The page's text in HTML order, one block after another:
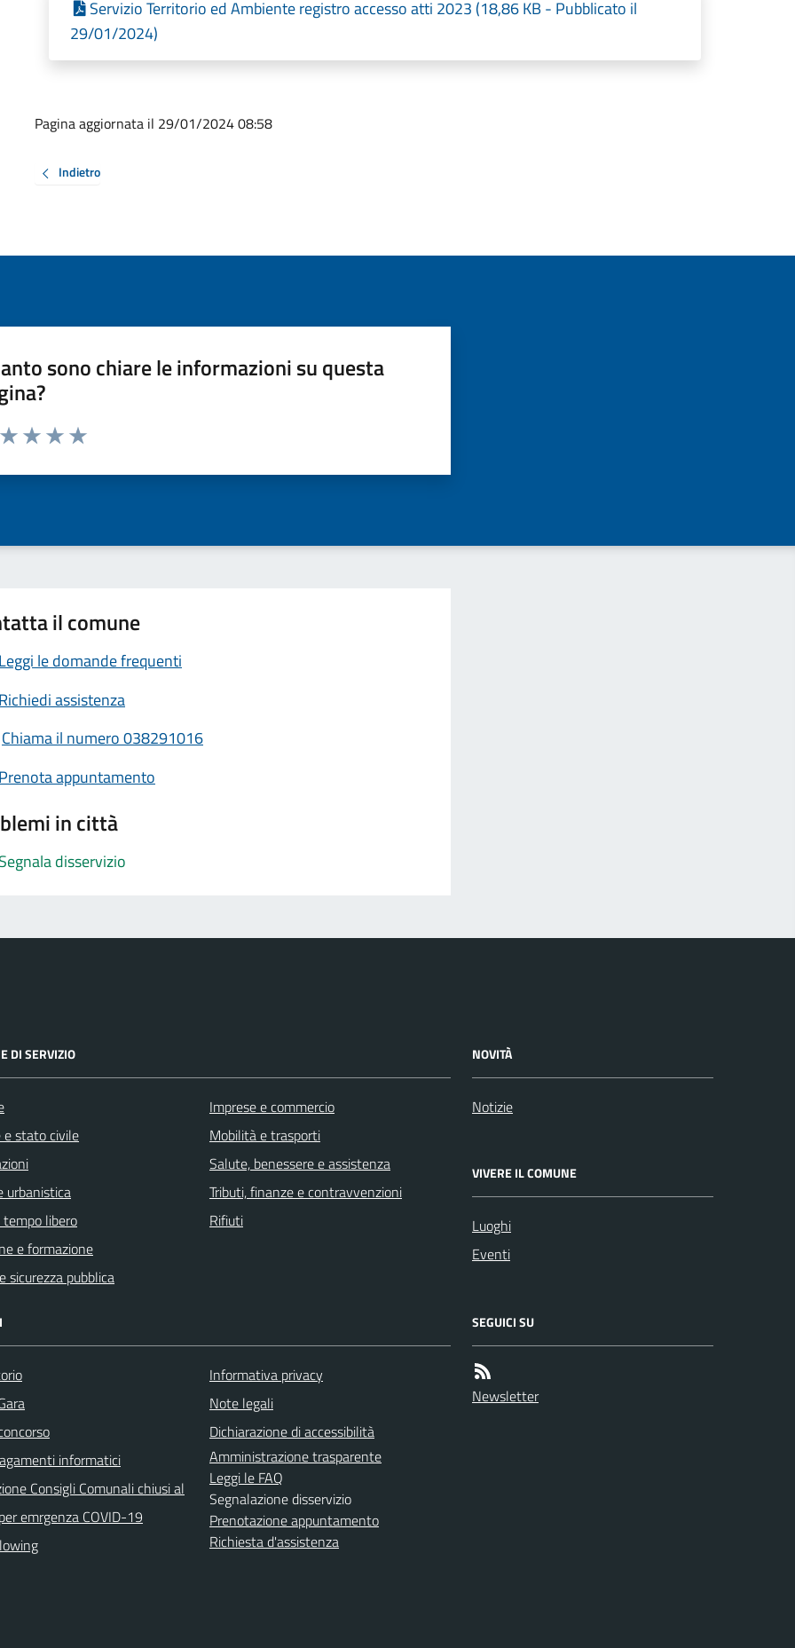
Servizio Territorio ed Ambiente registro accesso atti 2023 (18,86 KB - Pubblicato il
29/01/2024)
Pagina aggiornata il 29/01/2024 08:58
Indietro
sono chiare le informazioni su questa
da 1 a 5 stelle la pagina
il comune
Leggi le domande frequenti
Richiedi assistenza
Chiama il numero 038291016
Prenota appuntamento
in città
Segnala disservizio
DI SERVIZIO
e stato civile
urbanistica
libero
e formazione
sicurezza pubblica
Imprese e commercio
Mobilità e trasporti
Salute, benessere e assistenza
Tributi, finanze e contravvenzioni
Rifiuti
NOVITÀ
Notizie
VIVERE IL COMUNE
Luoghi
Eventi
informatici
Consigli Comunali chiusi al
emrgenza COVID-19
Informativa privacy
Note legali
Dichiarazione di accessibilità
Amministrazione trasparente
Leggi le FAQ
Segnalazione disservizio
Prenotazione appuntamento
Richiesta d'assistenza
SEGUICI SU
Newsletter